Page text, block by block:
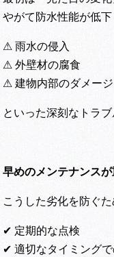
やがて防水性能が低下
⚠ 雨水の侵入
⚠ 外壁材の腐食
⚠ 建物内部のダメージ
といった深刻なトラ
早めのメンテナンス
こうした劣化を防ぐた
✔ 定期的な点検
✔ 適切なタイミング